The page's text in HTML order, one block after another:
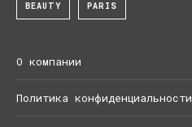
BEAUTY PARIS
О компании
Политика конфиденциальности